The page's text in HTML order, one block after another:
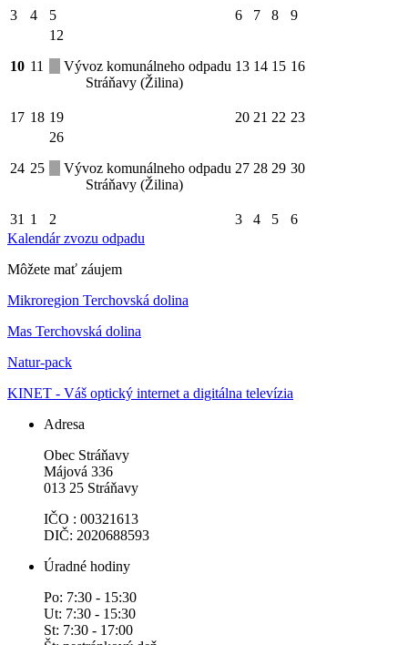
3 4 5 6 7 8 9
10 11
12
Vývoz komunálneho odpadu
Stráňavy (Žilina)
13 14 15 16
17 18 19 20 21 22 23
24 25
26
Vývoz komunálneho odpadu
Stráňavy (Žilina)
27 28 29 30
31 1 2 3 4 5
6
Kalendár zvozu odpadu
Môžete mať záujem
Mikroregion Terchovská dolina
Mas Terchovská dolina
Natur-pack
KINET - Váš optický internet a digitálna televízia
Adresa
Obec Stráňavy
Májová 336
013 25 Stráňavy
IČO : 00321613
DIČ: 2020688593
Úradné hodiny
Po: 7:30 - 15:30
Ut: 7:30 - 15:30
St: 7:30 - 17:00